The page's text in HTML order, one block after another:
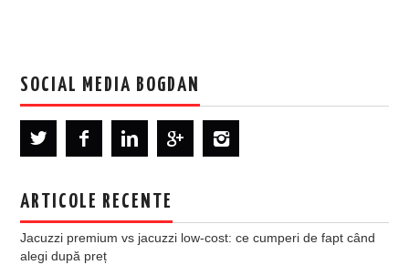
SOCIAL MEDIA BOGDAN
ARTICOLE RECENTE
Jacuzzi premium vs jacuzzi low-cost: ce cumperi de fapt când
alegi după preț